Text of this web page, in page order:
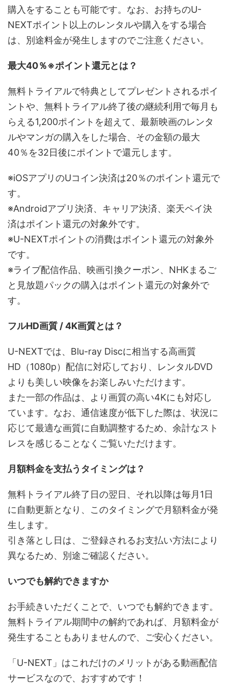
購入をすることも可能です。なお、お持ちのU-
NEXTポイント以上のレンタルや購入をする場合
は、別途料金が発生しますのでご注意ください。
最大40％※ポイント還元とは？
無料トライアルで特典としてプレゼントされるポイ
ントや、無料トライアル終了後の継続利用で毎月も
らえる1,200ポイントを超えて、最新映画のレンタ
ルやマンガの購入をした場合、その金額の最大
40％を32日後にポイントで還元します。
※iOSアプリのUコイン決済は20％のポイント還元で
す。
※Androidアプリ決済、キャリア決済、楽天ペイ決
済はポイント還元の対象外です。
※U-NEXTポイントの消費はポイント還元の対象外
です。
※ライブ配信作品、映画引換クーポン、NHKまるご
と見放題パックの購入はポイント還元の対象外で
す。
フルHD画質 / 4K画質とは？
U-NEXTでは、Blu-ray Discに相当する高画質
HD（1080p）配信に対応しており、レンタルDVD
よりも美しい映像をお楽しみいただけます。
また一部の作品は、より画質の高い4Kにも対応し
ています。なお、通信速度が低下した際は、状況に
応じて最適な画質に自動調整するため、余計なスト
レスを感じることなくご覧いただけます。
月額料金を支払うタイミングは？
無料トライアル終了日の翌日、それ以降は毎月1日
に自動更新となり、このタイミングで月額料金が発
生します。
引き落とし日は、ご登録されるお支払い方法により
異なるため、別途ご確認ください。
いつでも解約できますか
お手続きいただくことで、いつでも解約できます。
無料トライアル期間中の解約であれば、月額料金が
発生することもありませんので、ご安心ください。
「U-NEXT」はこれだけのメリットがある動画配信
サービスなので、おすすめです！